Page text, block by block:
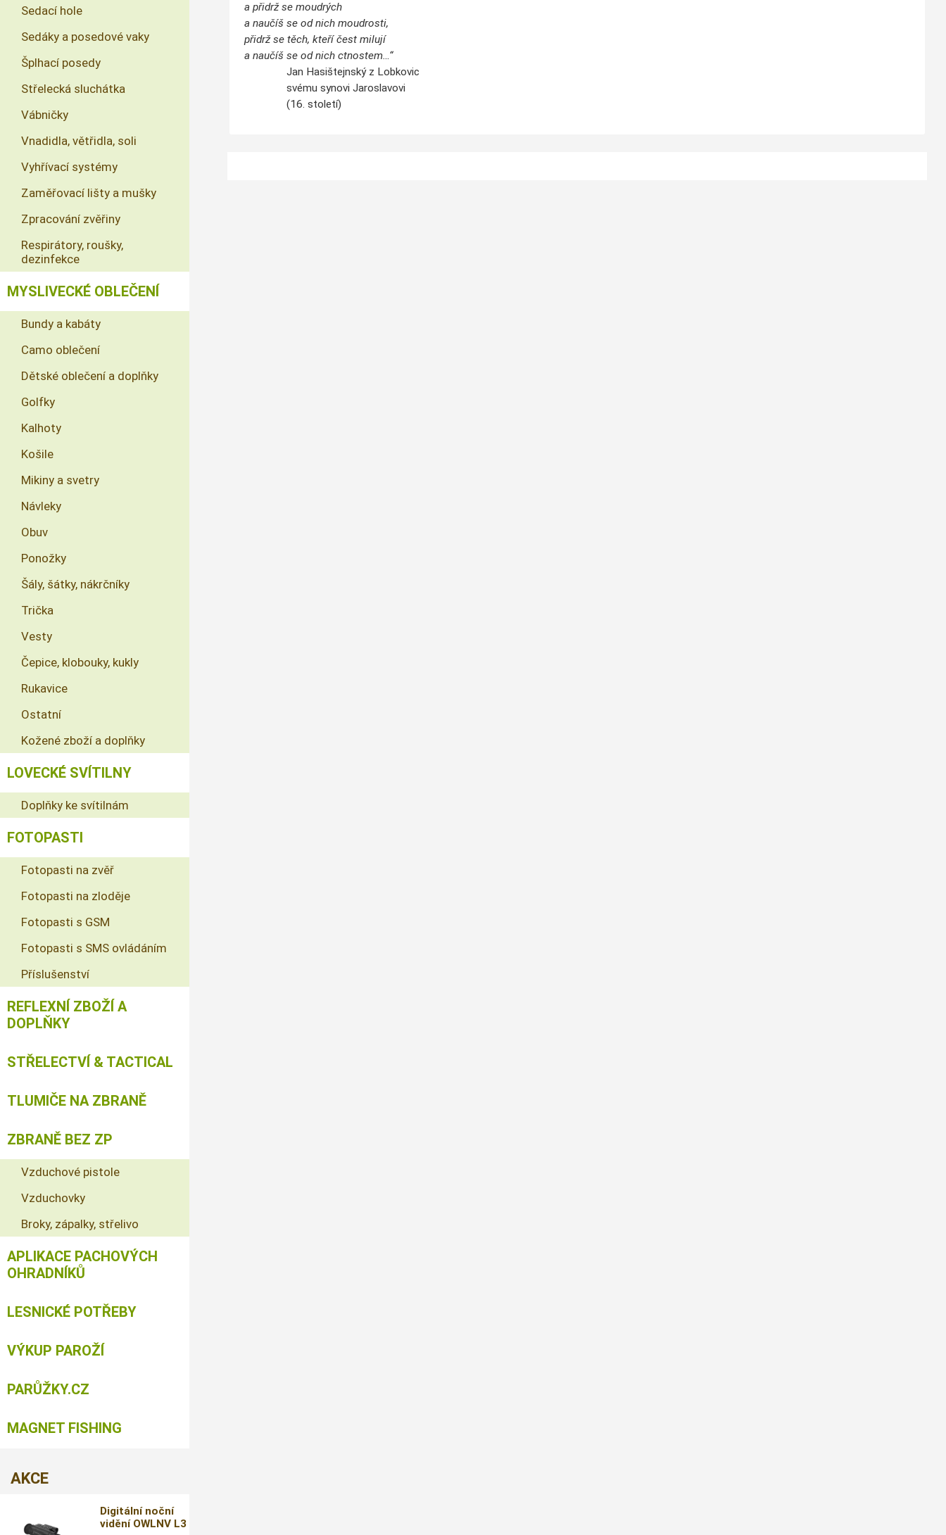
a přidrž se moudrých
a naučíš se od nich moudrosti,
přidrž se těch, kteří čest milují
a naučíš se od nich ctnostem…“
Jan Hasištejnský z Lobkovic
svému synovi Jaroslavovi
(16. století)
Sedací hole
Sedáky a posedové vaky
Šplhací posedy
Střelecká sluchátka
Vábničky
Vnadidla, větřidla, soli
Vyhřívací systémy
Zaměřovací lišty a mušky
Zpracování zvěřiny
Respirátory, roušky,
dezinfekce
MYSLIVECKÉ OBLEČENÍ
Bundy a kabáty
Camo oblečení
Dětské oblečení a doplňky
Golfky
Kalhoty
Košile
Mikiny a svetry
Návleky
Obuv
Ponožky
Šály, šátky, nákrčníky
Trička
Vesty
Čepice, klobouky, kukly
Rukavice
Ostatní
Kožené zboží a doplňky
LOVECKÉ SVÍTILNY
Doplňky ke svítilnám
FOTOPASTI
Fotopasti na zvěř
Fotopasti na zloděje
Fotopasti s GSM
Fotopasti s SMS ovládáním
Příslušenství
REFLEXNÍ ZBOŽÍ A
DOPLŇKY
STŘELECTVÍ & TACTICAL
TLUMIČE NA ZBRANĚ
ZBRANĚ BEZ ZP
Vzduchové pistole
Vzduchovky
Broky, zápalky, střelivo
APLIKACE PACHOVÝCH
OHRADNÍKŮ
LESNICKÉ POTŘEBY
VÝKUP PAROŽÍ
PARŮŽKY.CZ
MAGNET FISHING
AKCE
Digitální noční
vidění OWLNV L3